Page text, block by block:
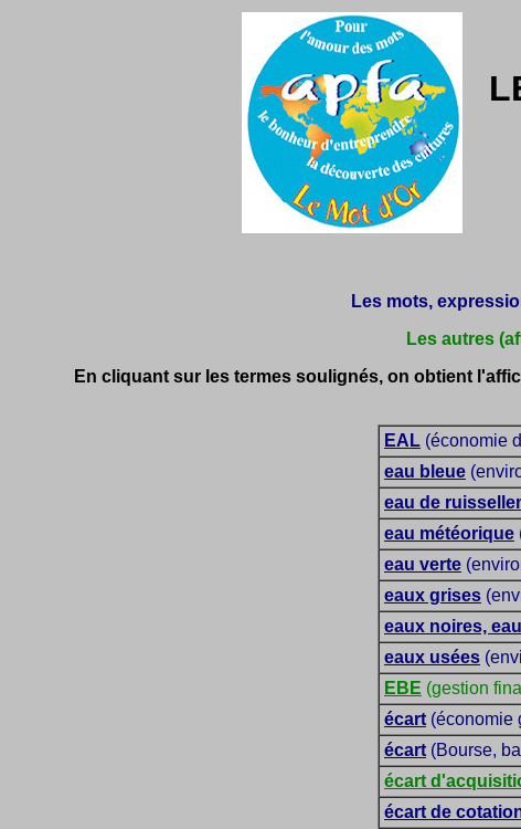
Les mots,
Les autres
En cliquant sur les termes soulignés, on obtient
EAL (économie
eau bleue
eau de
eau météorique
eau verte
eaux grises
eaux noires,
eaux usées
EBE (gestion
écart (économie
écart (Bourse,
écart
écart de